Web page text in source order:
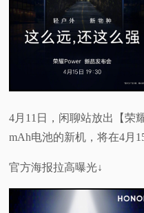
4月11日，闲聊站放出【荣
mAh电池的新机，将在4月
官方海报拉高曝光↓